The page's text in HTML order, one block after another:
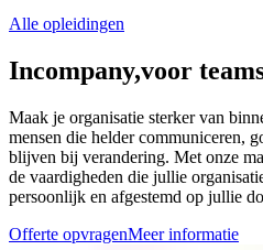
Alle opleidingen
Incompany,voor
Maak je organisatie sterker van
mensen die helder communiceren,
blijven bij verandering. Met onze
de vaardigheden die jullie
persoonlijk en afgestemd op jullie
Offerte opvragenMeer informatie